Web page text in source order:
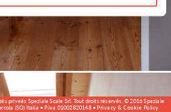
priveés Speziale Scale Srl. Tout droits réservés. © 2016 Speziale
(SO) Italia • P.iva 01002820148 •Privacy & Cookie Policy